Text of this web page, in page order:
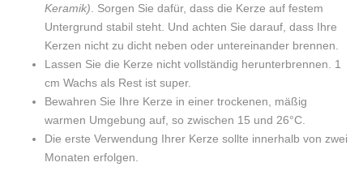
Keramik) . Sorgen Sie dafür, dass die Kerze auf festem
Untergrund stabil steht. Und achten Sie darauf, dass Ihre
Kerzen nicht zu dicht neben oder untereinander brennen.
Lassen Sie die Kerze nicht vollständig herunterbrennen. 1
cm Wachs als Rest ist super.
Bewahren Sie Ihre Kerze in einer trockenen, mäßig
warmen Umgebung auf, so zwischen 15 und 26°C.
Die erste Verwendung Ihrer Kerze sollte innerhalb von zwei
Monaten erfolgen.